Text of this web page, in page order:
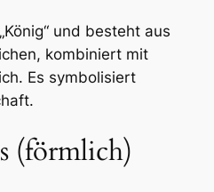
und besteht aus
kombiniert mit
Es symbolisiert
(förmlich)